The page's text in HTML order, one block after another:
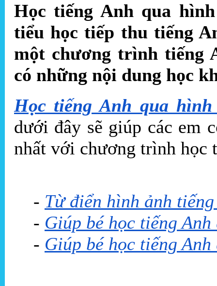
Học tiếng Anh qua
tiểu học tiếp thu tiếng
một chương trình tiếng
có những nội dung học
Học tiếng Anh qua hình
dưới đây sẽ giúp các em
nhất với chương trình học
- Từ điển hình ảnh
- Giúp bé học tiếng
- Giúp bé học tiếng